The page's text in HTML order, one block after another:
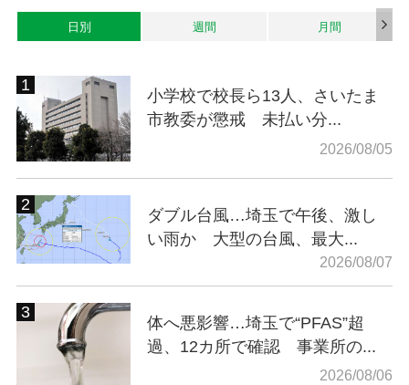
日別 週間 月間
小学校で校長ら13人、さいたま
市教委が懲戒 未払い分...
2026/08/05
ダブル台風…埼玉で午後、激し
い雨か 大型の台風、最大...
2026/08/07
体へ悪影響…埼玉で“PFAS”超
過、12カ所で確認 事業所の...
2026/08/06